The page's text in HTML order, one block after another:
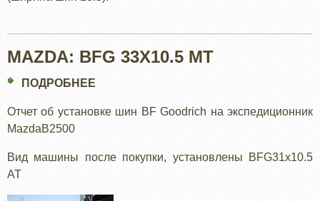
MAZDA: BFG 33X10.5 MT
ПОДРОБНЕЕ
BFG
Отчет об установке шин BF Goodrich на экспедиционник
MazdaB2500
Вид машины после покупки, установлены BFG31х10.5
AT